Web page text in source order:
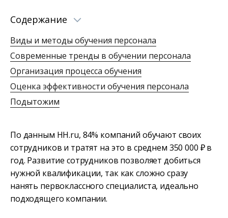
Содержание
Виды и методы обучения персонала
Современные тренды в обучении персонала
Организация процесса обучения
Оценка эффективности обучения персонала
Подытожим
По данным HH.ru, 84% компаний обучают своих
сотрудников и тратят на это в среднем 350 000 ₽ в
год. Развитие сотрудников позволяет добиться
нужной квалификации, так как сложно сразу
нанять первоклассного специалиста, идеально
подходящего компании.